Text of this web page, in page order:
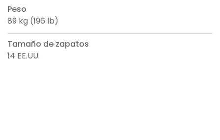
Peso
89 kg (196 lb)
Tamaño de zapatos
14 EE.UU.